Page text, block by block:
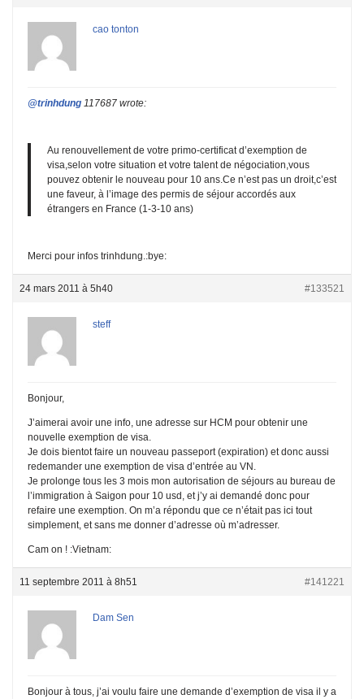
cao tonton
@trinhdung 117687 wrote:
Au renouvellement de votre primo-certificat d’exemption de
visa,selon votre situation et votre talent de négociation,vous
pouvez obtenir le nouveau pour 10 ans.Ce n’est pas un droit,c’est
une faveur, à l’image des permis de séjour accordés aux
étrangers en France (1-3-10 ans)
Merci pour infos trinhdung.:bye:
24 mars 2011 à 5h40 #133521
steff
Bonjour,
J’aimerai avoir une info, une adresse sur HCM pour obtenir une
nouvelle exemption de visa.
Je dois bientot faire un nouveau passeport (expiration) et donc aussi
redemander une exemption de visa d’entrée au VN.
Je prolonge tous les 3 mois mon autorisation de séjours au bureau de
l’immigration à Saigon pour 10 usd, et j’y ai demandé donc pour
refaire une exemption. On m’a répondu que ce n’était pas ici tout
simplement, et sans me donner d’adresse où m’adresser.
Cam on ! :Vietnam:
11 septembre 2011 à 8h51 #141221
Dam Sen
Bonjour à tous, j’ai voulu faire une demande d’exemption de visa il y a